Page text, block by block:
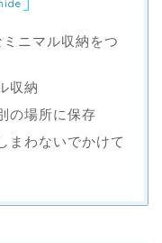
ニマル収納をつ
収納
の場所に保存
まわないでかけて